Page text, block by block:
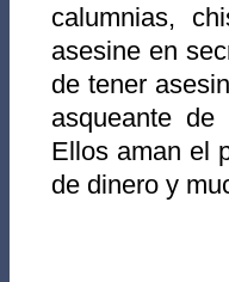
calumnias,
asesine en
de tener
asqueante
Ellos aman el
de dinero y